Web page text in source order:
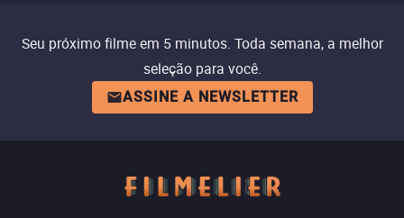
Seu próximo filme em 5 minutos. Toda semana, a melhor
seleção para você.
ASSINE A NEWSLETTER